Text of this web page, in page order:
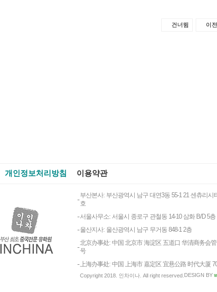
건너뜀 이전
개인정보처리방침 이용약관
부산본사: 부산광역시 남구 대연3동 55-1 21 센츄리시
호
서울사무소: 서울시 종로구 관철동 14-10 삼화 B/D 5층
울산지사: 울산광역시 남구 무거동 848-1 2층
北京办事处: 中国 北京市 海淀区 五道口 华清商务会管
号
上海办事处: 中国 上海市 嘉定区 宜悬公路 时代大厦
Copyright 2018. 인차이나. All right reserved. DESIGN BY